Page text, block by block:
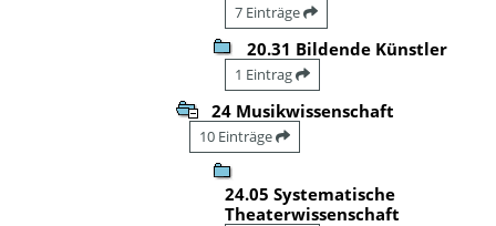
7 Einträge
20.31 Bildende Künstler
1 Eintrag
24 Musikwissenschaft
10 Einträge
24.05 Systematische
Theaterwissenschaft